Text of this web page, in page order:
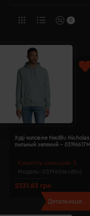
0
Кількість кольорів: 5
Модель: 03196(NeoBlu)
Худі чоловіче NeoBlu Nicholas
пильный зелений - 03196617M
2331.83 грн
Детальніше...